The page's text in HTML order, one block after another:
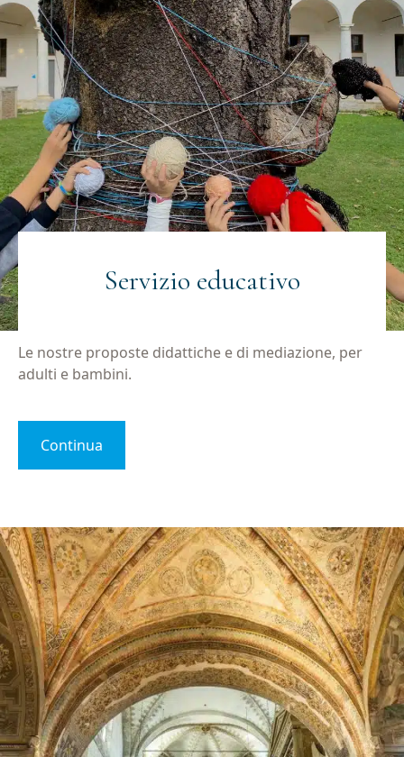
Servizio educativo
Le nostre proposte didattiche e di mediazione, per
adulti e bambini.
Continua